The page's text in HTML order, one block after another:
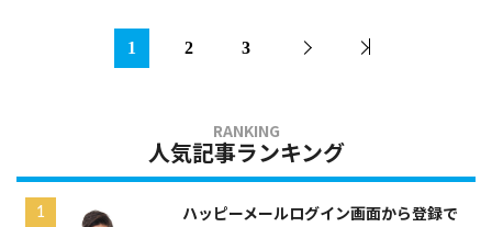
1 2 3
人気記事ランキング
ハッピーメールログイン画面から登録で